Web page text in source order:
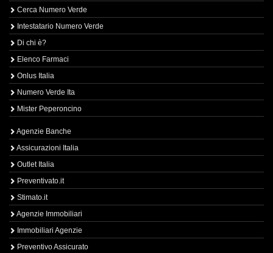
Cerca Numero Verde
Intestatario Numero Verde
Di chi è?
Elenco Farmaci
Onlus Italia
Numero Verde Ita
Mister Peperoncino
Agenzie Banche
Assicurazioni Italia
Outlet Italia
Preventivato.it
Stimato.it
Agenzie Immobiliari
Immobiliari Agenzie
Preventivo Assicurato